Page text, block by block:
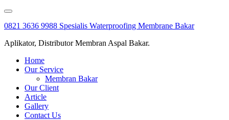
Skip
content
0821 3636 9988 Spesialis Waterproofing Membrane Bakar
Aplikator, Distributor Membran Aspal Bakar.
Home
Our Service
Membran Bakar
Our Client
Article
Gallery
Contact Us